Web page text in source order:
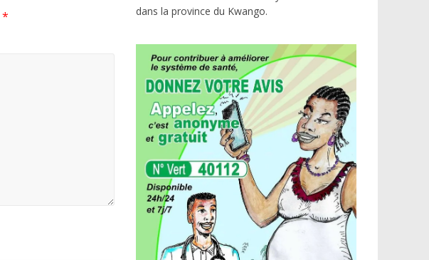
*
dans la province du Kwango.